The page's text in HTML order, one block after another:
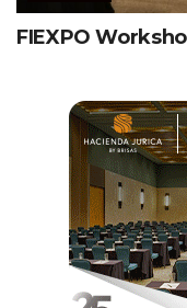
FIEXPO